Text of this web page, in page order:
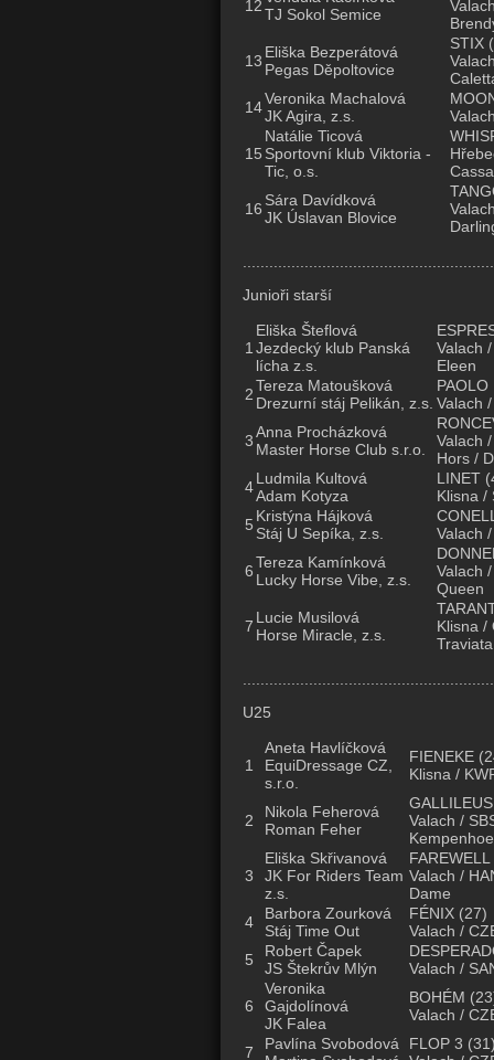
12TJ Sokol Semice
13 Eliška Bezperátová
Pegas Děpoltovice
STIX
14Veronika Machalová
JK Agira, z.s.
15
Natálie Ticová
Sportovní klub Viktoria -
Tic, o.s.
16 Sára Davídková
JK Úslavan Blovice
Junioři starší
1
Eliška Šteflová
Jezdecký klub Panská
lícha z.s.
Valach
Eleen
2Tereza Matoušková
Drezurní stáj Pelikán, z.s.
PAOLO
Valach
3Anna Procházková
Master Horse Club s.r.o.
Valach
Hors /
4Ludmila Kultová
Adam Kotyza
LINET
Klisna /
5 Kristýna Hájková
Stáj U Sepíka, z.s.
Valach
6Tereza Kamínková
Lucky Horse Vibe, z.s.
Valach
Queen
7 Lucie Musilová
Horse Miracle, z.s.
Klisna /
Traviata
U25
1
Aneta Havlíčková
EquiDressage CZ,
s.r.o.
FIENEKE
Klisna /
2
Nikola Feherová
Roman Feher
Valach /
3
Eliška Skřivanová
JK For Riders Team
z.s.
FAREWELL
Valach /
Dame
4
Barbora Zourková
Stáj Time Out
FÉNIX (27)
Valach /
5
Robert Čapek
JS Štekrův Mlýn
Valach /
6
Veronika
Gajdolínová
JK Falea
BOHÉM
Valach /
7
Pavlína Svobodová
FLOP 3